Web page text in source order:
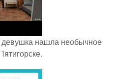
девушка нашла необычное